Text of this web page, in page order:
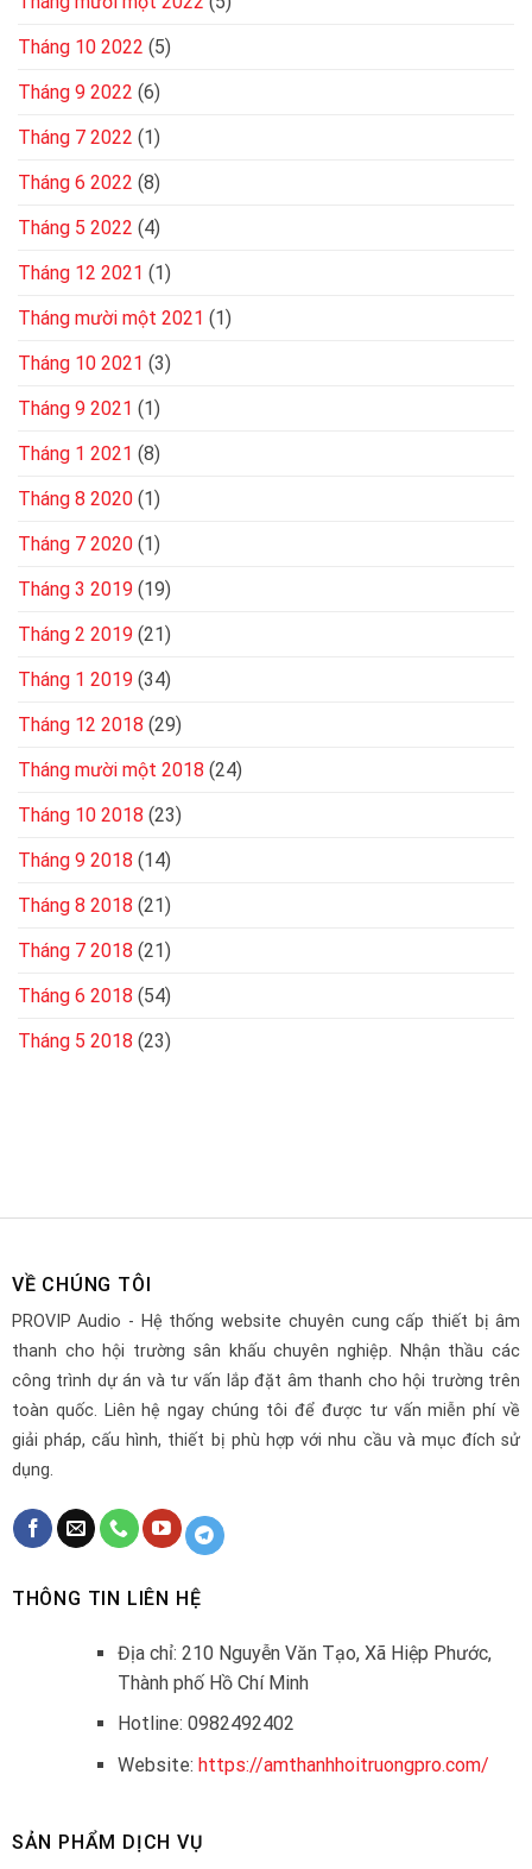
Tháng 10 2022 (5)
Tháng 9 2022 (6)
Tháng 7 2022 (1)
Tháng 6 2022 (8)
Tháng 5 2022 (4)
Tháng 12 2021 (1)
Tháng mười một 2021 (1)
Tháng 10 2021 (3)
Tháng 9 2021 (1)
Tháng 1 2021 (8)
Tháng 8 2020 (1)
Tháng 7 2020 (1)
Tháng 3 2019 (19)
Tháng 2 2019 (21)
Tháng 1 2019 (34)
Tháng 12 2018 (29)
Tháng mười một 2018 (24)
Tháng 10 2018 (23)
Tháng 9 2018 (14)
Tháng 8 2018 (21)
Tháng 7 2018 (21)
Tháng 6 2018 (54)
Tháng 5 2018 (23)
VỀ CHÚNG TÔI
PROVIP Audio - Hệ thống website chuyên cung cấp thiết bị âm
thanh cho hội trường sân khấu chuyên nghiệp. Nhận thầu các
công trình dự án và tư vấn lắp đặt âm thanh cho hội trường trên
toàn quốc. Liên hệ ngay chúng tôi để được tư vấn miễn phí về
giải pháp, cấu hình, thiết bị phù hợp với nhu cầu và mục đích sử
dụng.
THÔNG TIN LIÊN HỆ
Địa chỉ: 210 Nguyễn Văn Tạo, Xã Hiệp Phước,
Thành phố Hồ Chí Minh
Hotline: 0982492402
Website:https://amthanhhoitruongpro.com/
SẢN PHẨM DỊCH VỤ